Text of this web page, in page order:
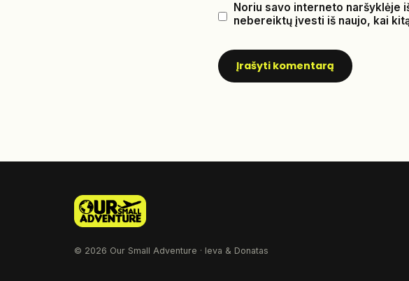
Noriu savo interneto naršyklėje
nebereiktų įvesti iš naujo, kai
© 2026 Our Small Adventure · Ieva & Donatas